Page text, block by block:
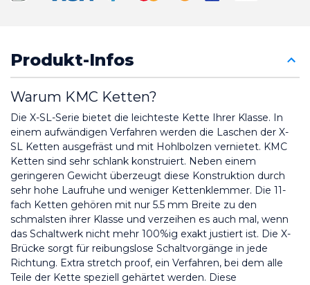
Produkt-Infos
Warum KMC Ketten?
Die X-SL-Serie bietet die leichteste Kette Ihrer Klasse. In
einem aufwändigen Verfahren werden die Laschen der X-
SL Ketten ausgefräst und mit Hohlbolzen vernietet. KMC
Ketten sind sehr schlank konstruiert. Neben einem
geringeren Gewicht überzeugt diese Konstruktion durch
sehr hohe Laufruhe und weniger Kettenklemmer. Die 11-
fach Ketten gehören mit nur 5.5 mm Breite zu den
schmalsten ihrer Klasse und verzeihen es auch mal, wenn
das Schaltwerk nicht mehr 100%ig exakt justiert ist. Die X-
Brücke sorgt für reibungslose Schaltvorgänge in jede
Richtung. Extra stretch proof, ein Verfahren, bei dem alle
Teile der Kette speziell gehärtet werden. Diese